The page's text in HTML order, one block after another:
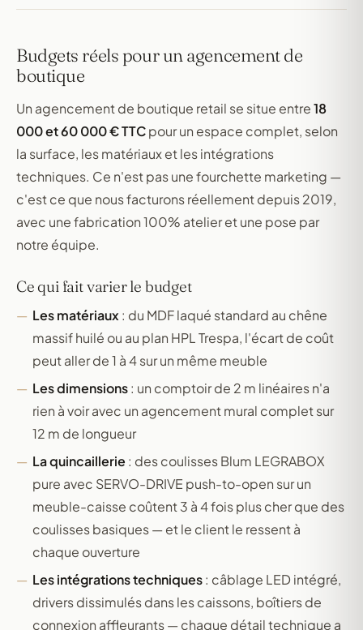
Budgets réels pour un agencement de
boutique
Un agencement de boutique retail se situe entre18
000 et 60 000 € TTCpour un espace complet, selon
la surface, les matériaux et les intégrations
techniques. Ce n'est pas une fourchette marketing —
c'est ce que nous facturons réellement depuis 2019,
avec une fabrication 100% atelier et une pose par
notre équipe.
Ce qui fait varier le budget
Les matériaux : du MDF laqué standard au chêne
massif huilé ou au plan HPL Trespa, l'écart de coût
peut aller de 1 à 4 sur un même meuble
Les dimensions: un comptoir de 2 m linéaires n'a
rien à voir avec un agencement mural complet sur
12 m de longueur
La quincaillerie : des coulisses Blum LEGRABOX
pure avec SERVO-DRIVE push-to-open sur un
meuble-caisse coûtent 3 à 4 fois plus cher que des
coulisses basiques — et le client le ressent à
chaque ouverture
Les intégrations techniques: câblage LED intégré,
drivers dissimulés dans les caissons, boîtiers de
connexion affleurants — chaque détail technique a